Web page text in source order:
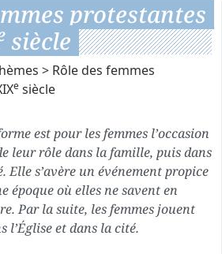
protestantes
siècle
> Rôle des femmes
e siècle
est pour les femmes l’occasion
leur rôle dans la famille, puis dans
Elle s’avère un événement propice
époque où elles ne savent en
Par la suite, les femmes jouent
l’Église et dans la cité.